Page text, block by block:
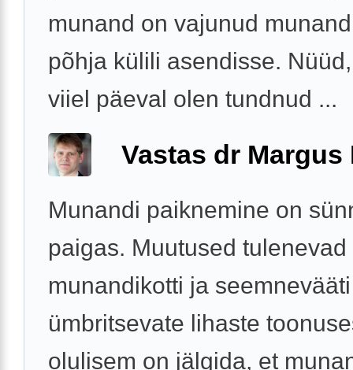
munand on vajunud
põhja külili asendisse.
viiel päeval olen tundnud ...
Vastas dr Margus
Munandi paiknemine on
paigas. Muutused
munandikotti ja seemnevääti
ümbritsevate lihaste
olulisem on jälgida, et